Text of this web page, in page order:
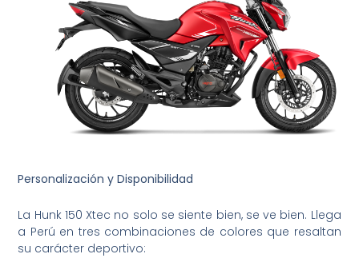
Personalización y Disponibilidad
La Hunk 150 Xtec no solo se siente bien, se ve bien. Llega
a Perú en tres combinaciones de colores que resaltan
su carácter deportivo: